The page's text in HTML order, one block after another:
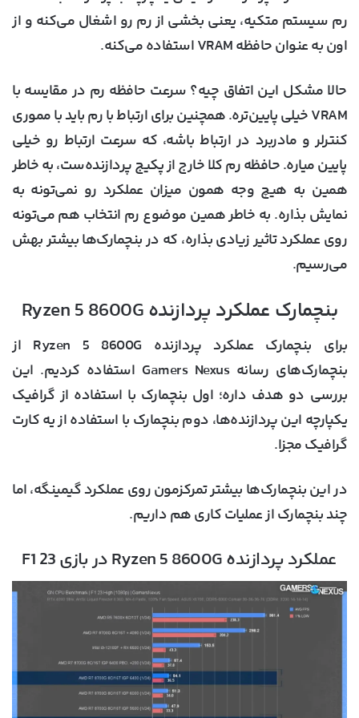
رم سیستم متکیه، یعنی بخشی از رم رو اشغال می‌کنه و از
اون به عنوان حافظه VRAM استفاده می‌کنه.
حالا مشکل این اتفاق چیه؟ سرعت حافظه رم در مقایسه با
VRAM خیلی پایین‌تره. همچنین برای ارتباط با رم باید با مموری
کنترلر و مادربرد در ارتباط باشه، که سرعت ارتباط رو خیلی
پایین میاره. حافظه رم کلا خارج از پکیج پردازنده‌ست، به خاطر
همین به هیچ وجه همون میزان عملکرد رو نمی‌تونه به
نمایش بذاره. به خاطر همین موضوع رم انتخاب هم می‌تونه
روی عملکرد تاثیر زیادی بذاره، که در بنچمارک‌ها بیشتر بهش
می‌رسیم.
بنچمارک عملکرد پردازنده Ryzen 5 8600G
برای بنچمارک عملکرد پردازنده Ryzen 5 8600G از
بنچمارک‌های رسانه Gamers Nexus استفاده کردیم. این
بررسی دو هدف داره؛ اول بنچمارک با استفاده از گرافیک
یکپارچه این پردازنده‌ها، دوم بنچمارک با استفاده از یه کارت
گرافیک مجزا.
در این بنچمارک‌ها بیشتر تمرکزمون روی عملکرد گیمینگه، اما
چند بنچمارک از عملیات کاری هم داریم.
عملکرد پردازنده Ryzen 5 8600G در بازی F1 23